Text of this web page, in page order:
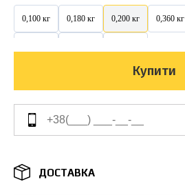
0,100 кг 0,180 кг 0,200 кг 0,360 кг
Купити
ДОСТАВКА